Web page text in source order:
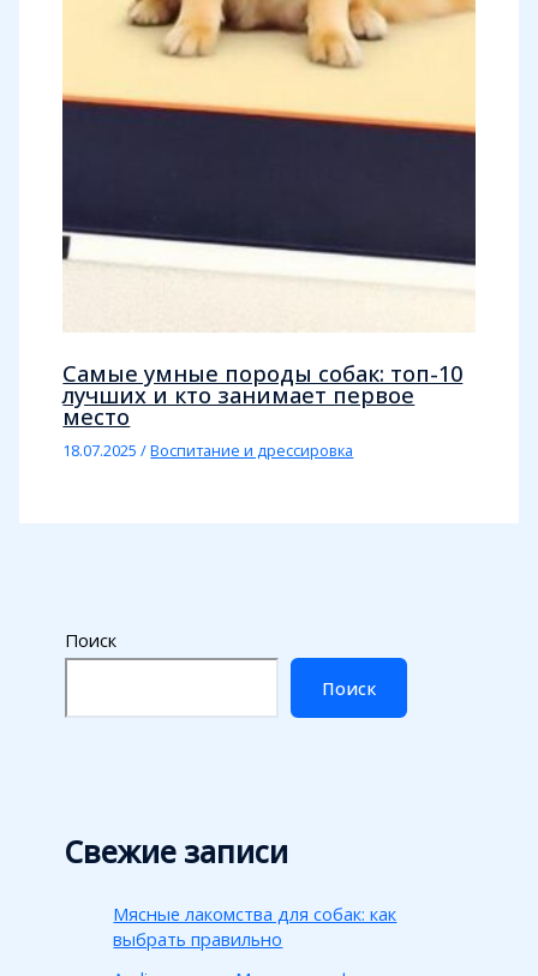
Самые умные породы собак: топ-10
лучших и кто занимает первое
место
18.07.2025/Воспитание и дрессировка
Поиск
Поиск
Свежие записи
Мясные лакомства для собак: как
выбрать правильно